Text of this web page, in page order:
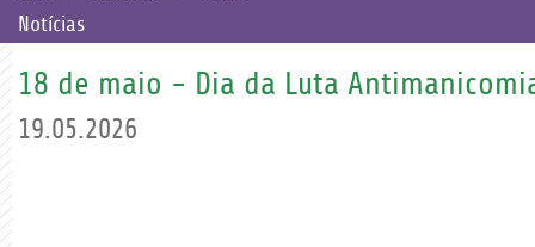
Notícias
18 de maio - Dia da Luta
19.05.2026